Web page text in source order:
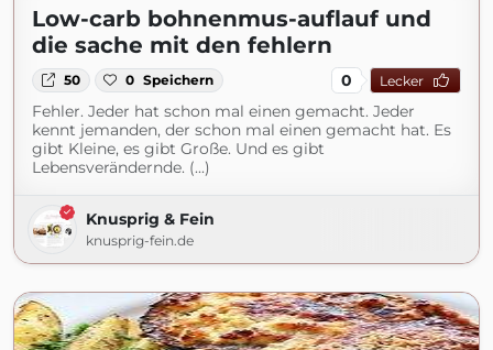
Low-carb bohnenmus-auflauf und
die sache mit den fehlern
50 0 Speichern 0 Lecker
Fehler. Jeder hat schon mal einen gemacht. Jeder
kennt jemanden, der schon mal einen gemacht hat. Es
gibt Kleine, es gibt Große. Und es gibt
Lebensverändernde. (...)
Knusprig & Fein
knusprig-fein.de